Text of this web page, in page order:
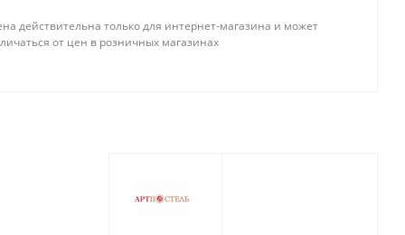
действительна только для интернет-магазина и может
от цен в розничных магазинах